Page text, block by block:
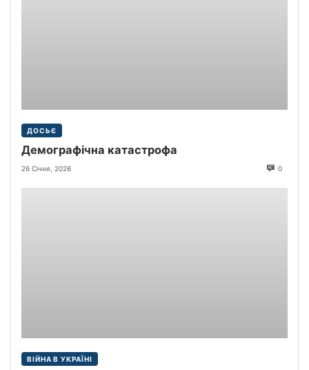
ДОСЬЄ
Демографічна катастрофа
26 Січня, 2026 0
ВІЙНА В УКРАЇНІ